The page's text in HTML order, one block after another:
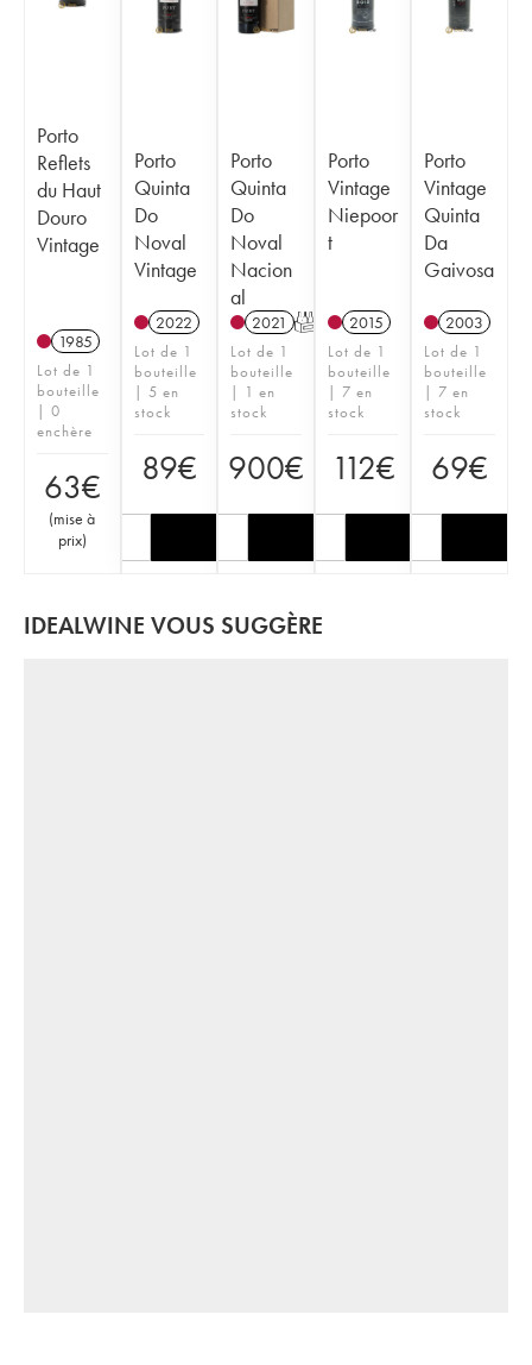
Porto
Reflets
du Haut
Douro
Vintage
1985
Lot de 1
bouteille
| 0
enchère
63€
(mise à
prix)
Porto
Quinta
Do
Noval
Vintage
2022
Lot de 1
bouteille
| 5 en
stock
89€
Porto
Quinta
Do
Noval
Nacion
al
2021 T
Lot de 1
bouteille
| 1 en
stock
900€
Porto
Vintage
Niepoor
t
2015
Lot de 1
bouteille
| 7 en
stock
112€
Porto
Vintage
Quinta
Da
Gaivosa
2003
Lot de 1
bouteille
| 7 en
stock
69€
IDEALWINE VOUS SUGGÈRE